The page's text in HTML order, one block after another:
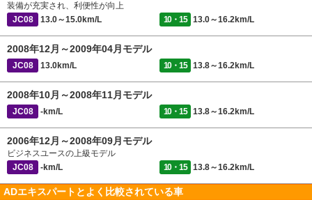
装備が充実され、利便性が向上
JC08
13.0～15.0km/L 10・15 13.0～16.2km/L
2008年12月～2009年04月モデル
JC08 13.0km/L 10・15 13.8～16.2km/L
2008年10月～2008年11月モデル
JC08 -km/L 10・15 13.8～16.2km/L
2006年12月～2008年09月モデル
ビジネスユースの上級モデル
JC08
-km/L 10・15 13.8～16.2km/L
ADエキスパートとよく比較されている車